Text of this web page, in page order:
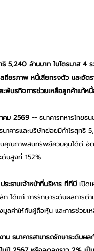
ธิ 5,240 ล้านบาท ในไตรมาส
ยรภาพ หนี้เสียทรงตัว และอัต
พันธกิจการช่วยเหลือลูกค้าแก้หนี้
คม 2569 -- ธนาคารทหารไทยธ
าคารและบริษัทย่อยมีกำไรสุทธิ
คุณภาพสินทรัพย์ควบคุมได้ดี อัต
บสูงที่ 152%
ะธานเจ้าหน้าที่บริหาร ทีทีบี เปิด
ก ได้แก่ การรักษาระดับผลการ
มูลค่าให้กับผู้ถือหุ้น และการช่วย
าน ธนาคารสามารถรักษาระดับ